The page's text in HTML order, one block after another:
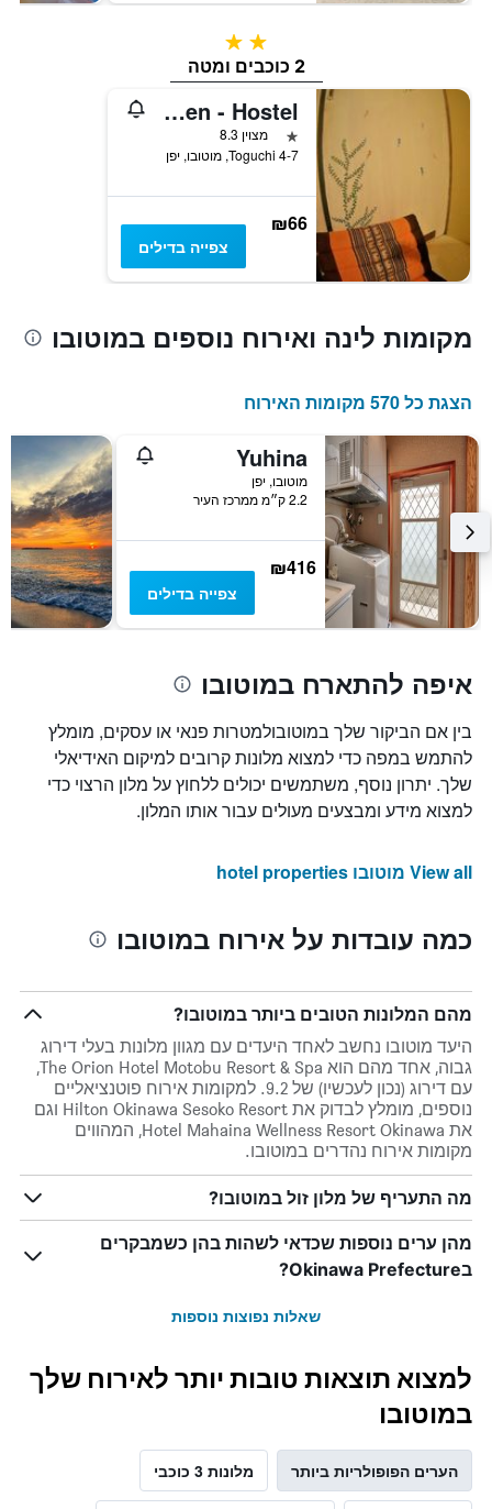
2 כוכבים
2 כוכבים ומטה
Guesthouse Nandeyanen - Hostel
כוכב 1מצוין 8.3
4-7 Toguchi, מוטובו, יפן
₪66
צפייה בדילים
מקומות לינה ואירוח נוספים במוטובו
הצגת כל 570 מקומות האירוח
Yuhina
מוטובו, יפן
2.2 ק״מ ממרכז העיר
₪416
צפייה בדילים
איפה להתארח במוטובו
בין אם הביקור שלך במוטובולמטרות פנאי או עסקים, מומלץ
להתמש במפה כדי למצוא מלונות קרובים למיקום האידיאלי
שלך. יתרון נוסף, משתמשים יכולים ללחוץ על מלון הרצוי כדי
למצוא מידע ומבצעים מעולים עבור אותו המלון.
View all מוטובו hotel properties
כמה עובדות על אירוח במוטובו
מהם המלונות הטובים ביותר במוטובו?
היעד מוטובו נחשב לאחד היעדים עם מגוון מלונות בעלי דירוג
גבוה, אחד מהם הוא The Orion Hotel Motobu Resort & Spa,
עם דירוג (נכון לעכשיו) של 9.2. למקומות אירוח פוטנציאליים
נוספים, מומלץ לבדוק את Hilton Okinawa Sesoko Resort וגם
את Hotel Mahaina Wellness Resort Okinawa, המהווים
מקומות אירוח נהדרים במוטובו.
מה התעריף של מלון זול במוטובו?
מהן ערים נוספות שכדאי לשהות בהן כשמבקרים
בOkinawa Prefecture?
שאלות נפוצות נוספות
למצוא תוצאות טובות יותר לאירוח שלך
במוטובו
הערים הפופולריות ביותר מלונות 3 כוכבי